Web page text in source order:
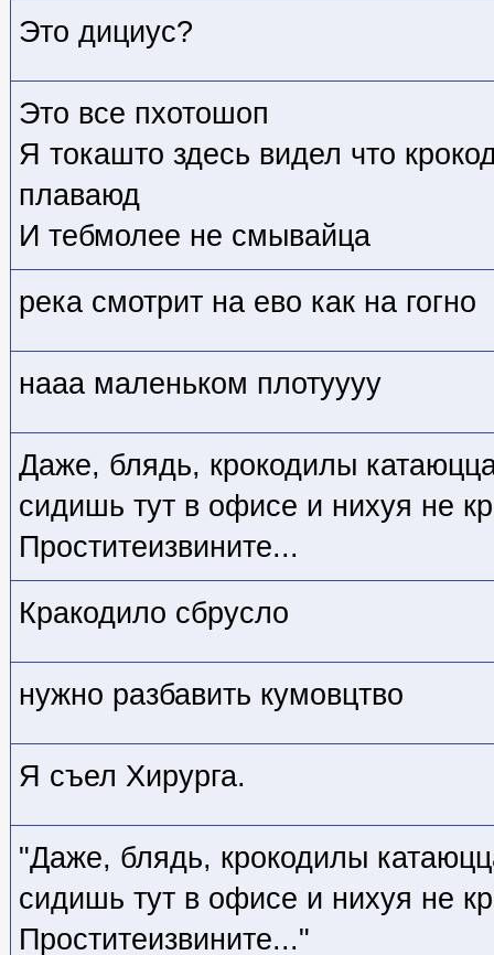
Это дициус?
Это все пхотошоп
Я токашто здесь видел что
плаваюд
И тебмолее не смывайца
река смотрит на ево как на гогно
нааа маленьком плотуууу
Даже, блядь, крокодилы
сидишь тут в офисе и нихуя не
Проститеизвините...
Кракодило сбрусло
нужно разбавить кумовцтво
Я съел Хирурга.
"Даже, блядь, крокодилы
сидишь тут в офисе и нихуя не
Проститеизвините..."